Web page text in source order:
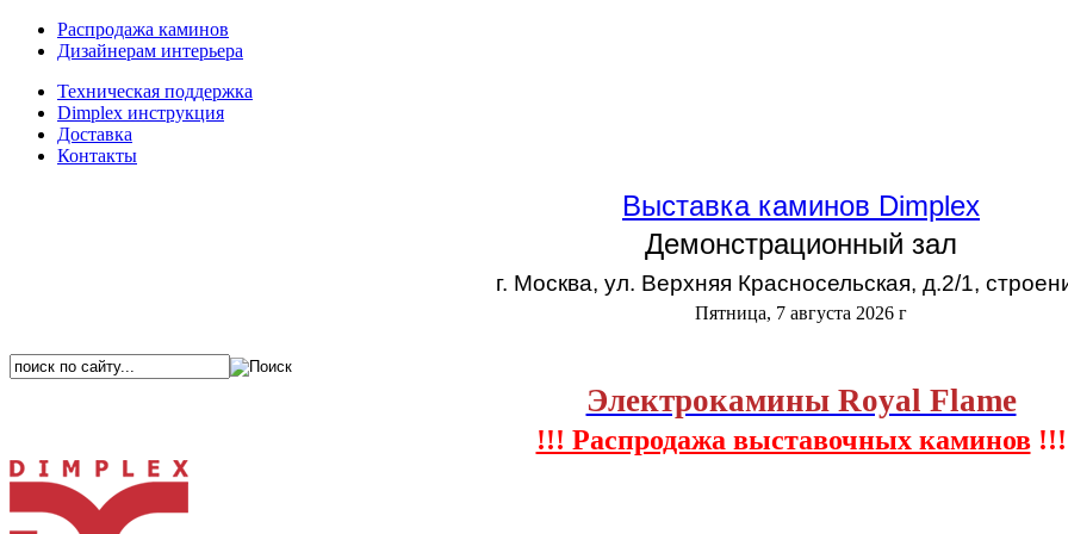
Распродажа каминов
Дизайнерам интерьера
Техническая поддержка
Dimplex инструкция
Доставка
Контакты
Выставка каминов Dimplex
Демонстрационный зал
г. Москва, ул. Верхняя Красносельская, д.2/1,
Пятница, 7 августа 2026 г
Электрокамины Royal Flame
!!! Распродажа выставочных каминов!!!